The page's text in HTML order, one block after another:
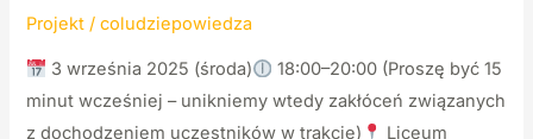
Projekt /coludziepowiedza
3 września 2025 (środa)
18:00–20:00 (Proszę być 15
minut wcześniej – unikniemy wtedy zakłóceń związanych
z dochodzeniem uczestników w trakcie)
Liceum